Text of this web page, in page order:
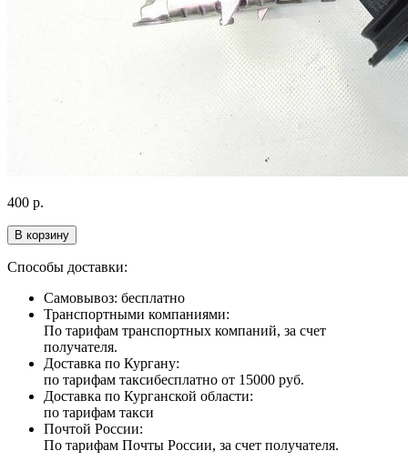
400 р.
В корзину
Способы доставки:
Самовывоз: бесплатно
Транспортными компаниями:
По тарифам транспортных компаний, за счет
получателя.
Доставка по Кургану:
по тарифам таксибесплатно от 15000 руб.
Доставка по Курганской области:
по тарифам такси
Почтой России:
По тарифам Почты России, за счет получателя.